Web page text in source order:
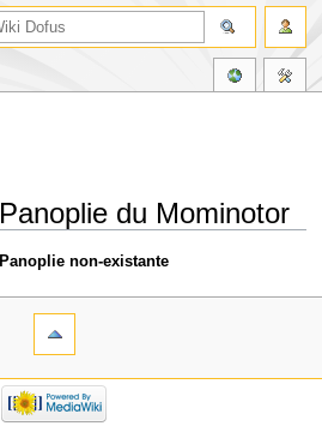
Panoplie du Mominotor
Aller
navigation
Aller
recherche
Panoplie non-existante